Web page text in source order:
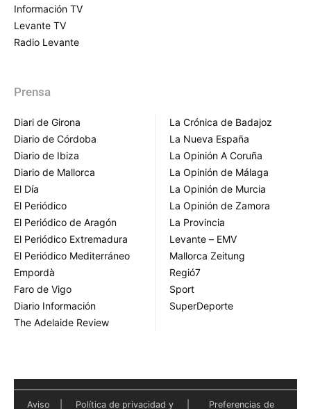
Información TV
Levante TV
Radio Levante
Prensa
Diari de Girona
Diario de Córdoba
Diario de Ibiza
Diario de Mallorca
El Día
El Periódico
El Periódico de Aragón
El Periódico Extremadura
El Periódico Mediterráneo
Empordà
Faro de Vigo
Diario Información
The Adelaide Review
La Crónica de Badajoz
La Nueva España
La Opinión A Coruña
La Opinión de Málaga
La Opinión de Murcia
La Opinión de Zamora
La Provincia
Levante – EMV
Mallorca Zeitung
Regió7
Sport
SuperDeporte
Aviso Política de privacidad y Preferencias de